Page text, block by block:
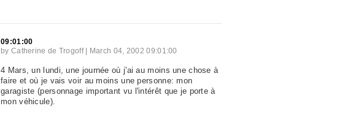
09:01:00
by Catherine de Trogoff| March 04, 2002 09:01:00
4 Mars, un lundi, une journée où j'ai au moins une chose à
faire et où je vais voir au moins une personne: mon
garagiste (personnage important vu l'intérêt que je porte à
mon véhicule).